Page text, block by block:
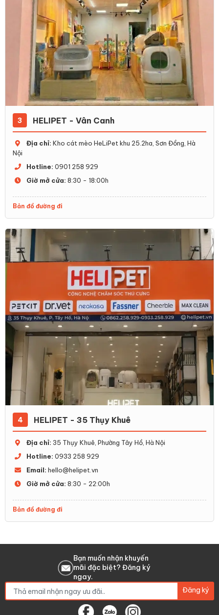
3 HELIPET - Vân Canh
Địa chỉ: Kho cát mèo HeLiPet khu 25.2ha, Sơn Đồng, Hà
Nội
Hotline: 0901 258 929
Giờ mở cửa: 8:30 - 18:00h
Bản đồ đường đi
4 HELIPET - 35 Thụy Khuê
Địa chỉ: 35 Thụy Khuê, Phường Tây Hồ, Hà Nội
Hotline: 0933 258 929
Email: hello@helipet.vn
Giờ mở cửa: 8:30 - 22:00h
Bản đồ đường đi
Bạn muốn nhận khuyến
mãi đặc biệt? Đăng ký
ngay.
Đăng ký